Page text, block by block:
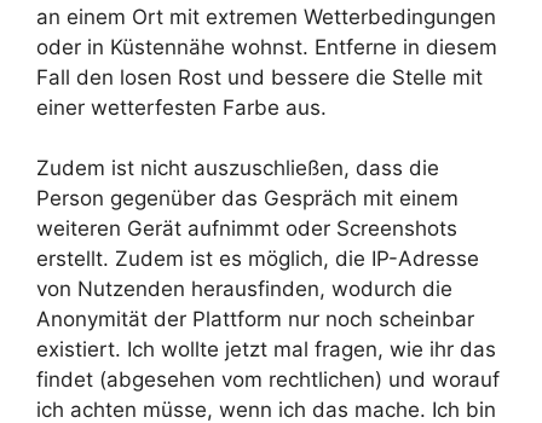
an einem Ort mit extremen Wetterbedingungen
oder in Küstennähe wohnst. Entferne in diesem
Fall den losen Rost und bessere die Stelle mit
einer wetterfesten Farbe aus.
Zudem ist nicht auszuschließen, dass die
Person gegenüber das Gespräch mit einem
weiteren Gerät aufnimmt oder Screenshots
erstellt. Zudem ist es möglich, die IP-Adresse
von Nutzenden herausfinden, wodurch die
Anonymität der Plattform nur noch scheinbar
existiert. Ich wollte jetzt mal fragen, wie ihr das
findet (abgesehen vom rechtlichen) und worauf
ich achten müsse, wenn ich das mache. Ich bin